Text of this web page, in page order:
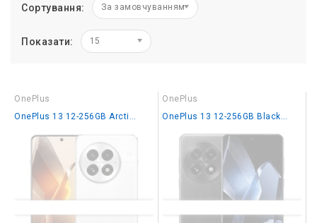
Сортування: За замовчуванням
Показати: 15
OnePlus
OnePlus 13 12-256GB Arctic Dawn IN
OnePlus
OnePlus 13 12-256GB Black Eclipce EU